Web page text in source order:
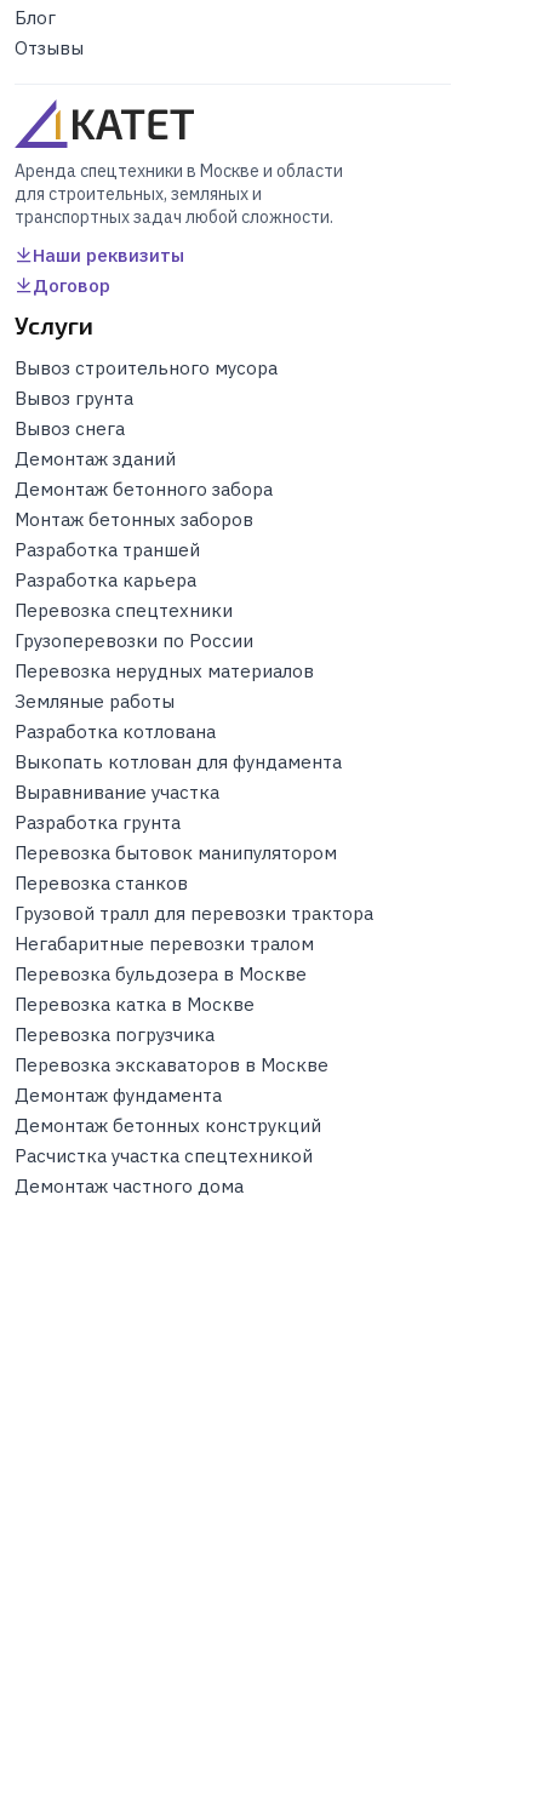
Блог
Отзывы
Аренда спецтехники в Москве и области
для строительных, земляных и
транспортных задач любой сложности.
Наши реквизиты
Договор
Услуги
Вывоз строительного мусора
Вывоз грунта
Вывоз снега
Демонтаж зданий
Демонтаж бетонного забора
Монтаж бетонных заборов
Разработка траншей
Разработка карьера
Перевозка спецтехники
Грузоперевозки по России
Перевозка нерудных материалов
Земляные работы
Разработка котлована
Выкопать котлован для фундамента
Выравнивание участка
Разработка грунта
Перевозка бытовок манипулятором
Перевозка станков
Грузовой тралл для перевозки трактора
Негабаритные перевозки тралом
Перевозка бульдозера в Москве
Перевозка катка в Москве
Перевозка погрузчика
Перевозка экскаваторов в Москве
Демонтаж фундамента
Демонтаж бетонных конструкций
Расчистка участка спецтехникой
Демонтаж частного дома